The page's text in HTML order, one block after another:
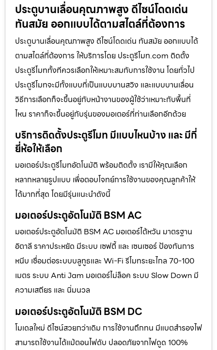
ประตูบานเลื่อนคุณภาพสูง ดีไซน์โดดเด่น
ทันสมัย ออกแบบได้ตามสไตล์ที่ต้องการ
ประตูบานเลื่อนคุณภาพสูง ดีไซน์โดดเด่น ทันสมัย ออกแบบได้
ตามสไตล์ที่ต้องการ ให้บริการโดย ประตูรีโมท.com ติดตั้ง
ประตูรีโมททั้งทีควรเลือกให้เหมาะสมกับการใช้งาน โดยทั่วไป
ประตูรีโมทจะมีทั้งแบบที่เป็นแบบบานสวิง และแบบบานเลื่อน
วิธีการเลือกก็จะขึ้นอยู่กับหน้างานของผู้ใช้ว่าเหมาะกับพื้นที่
ไหน ราคาก็จะขึ้นอยู่กับรุ่นของมอเตอร์ที่ท่านเลือกอีกด้วย
บริการติดตั้งประตูรีโมท มีแบบไหนบ้าง และ มีกี่
ยี่ห้อให้เลือก
มอเตอร์ประตูรีโมทอัตโนมัติ พร้อมติดตั้ง เรามีให้คุณเลือก
หลากหลายรูปแบบ เพื่อตอบโจทย์การใช้งานของคุณลูกค้าให้
ได้มากที่สุด โดยมีรุ่นแนะนำดังนี้
มอเตอร์ประตูอัตโนมัติ BSM AC
มอเตอร์ประตูอัตโนมัติ BSM AC มอเตอร์ไต้หวัน มาตรฐาน
อิตาลี ราคาประหยัด มีระบบ เซฟตี้ และ เซนเซอร์ ป้องกันการ
หนีบ เชื่อมต่อระบบบลูทูธและ Wi-Fi รีโมทระยะไกล 70-100
เมตร ระบบ Anti Jam มอเตอร์ไม่ล็อค ระบบ Slow Down มี
ความเสถียร และ นิ่มนวล
มอเตอร์ประตูอัตโนมัติ BSM DC
โมเดลใหม่ ดีไซน์สวยกว่าเดิม การใช้งานถึกทน มีแบตสำรองไฟ
สามารถใช้งานได้แม้ตอนไฟดับ ปลอดภัยจากไฟดูด 100%